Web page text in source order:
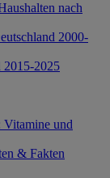
nach
2000-
2015-2025
Vitamine und
& Fakten